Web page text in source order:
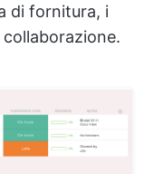
di fornitura, i